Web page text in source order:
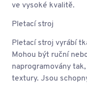
ve vysoké kvalitě.
Pletací stroj
Pletací stroj vyrábí
Mohou být ruční
naprogramovány
textury. Jsou